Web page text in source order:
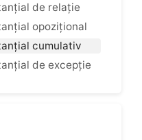
de relație
opozițional
cumulativ
de excepție